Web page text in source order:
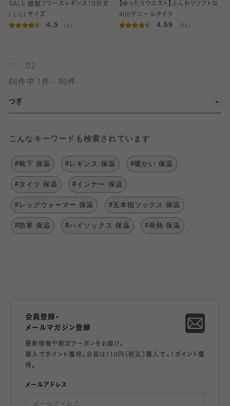
SALE 縫製フリースレギンス10分丈
/ L-LLサイズ
4.5 （2）
【ゆったりウエスト】ふんわりソフトな
400デニールタイツ
4.59 （70）
02
66件中 1件 - 60件
つぎ
こんなキーワードも検索されています
#靴下 保温 #レギンス 保温 #暖かい 保温
#タイツ 保温 #インナー 保温
#レッグウォーマー 保温 #五本指ソックス 保温
#防寒 保温 #ハイソックス 保温 #発熱 保温
会員登録・
メールマガジン登録
最新情報や限定クーポンをお届け。
購入でポイント獲得。会員は110円（税込）購入で+1ポイント獲
得。
メールアドレス